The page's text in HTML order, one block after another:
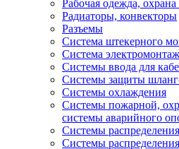
Рабочая одежда, охрана
Радиаторы, конвекторы
Разъемы
Система штекерного
Система
Системы ввода для
Системы защиты
Системы охлаждения
Системы пожарной,
системы аварийного
Системы
Системы